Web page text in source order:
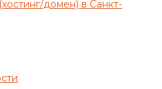
домен) в Санкт-